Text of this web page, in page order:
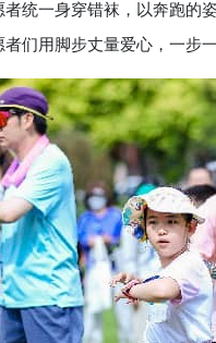
一身穿错袜，以奔跑的
们用脚步丈量爱心，一步